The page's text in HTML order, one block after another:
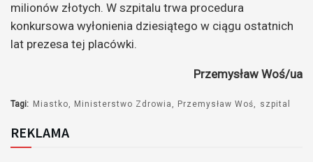
milionów złotych. W szpitalu trwa procedura
konkursowa wyłonienia dziesiątego w ciągu ostatnich
lat prezesa tej placówki.
Przemysław Woś/ua
Tagi: Miastko Ministerstwo Zdrowia Przemysław Woś szpital
REKLAMA